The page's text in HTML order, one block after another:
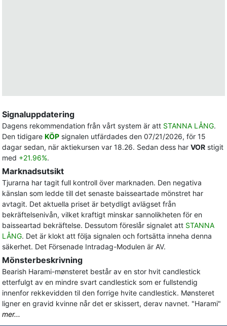
Signaluppdatering
Dagens rekommendation från vårt system är att STANNA LÅNG.
Den tidigare KÖP signalen utfärdades den 07/21/2026, för 15
dagar sedan, när aktiekursen var 18.26. Sedan dess har VOR stigit
med +21.96%.
Marknadsutsikt
Tjurarna har tagit full kontroll över marknaden. Den negativa
känslan som ledde till det senaste baisseartade mönstret har
avtagit. Det aktuella priset är betydligt avlägset från
bekräftelsenivån, vilket kraftigt minskar sannolikheten för en
baisseartad bekräftelse. Dessutom föreslår signalet att STANNA
LÅNG. Det är klokt att följa signalen och fortsätta inneha denna
säkerhet. Det Försenade Intradag-Modulen är AV.
Mönsterbeskrivning
Bearish Harami-mønsteret består av en stor hvit candlestick
etterfulgt av en mindre svart candlestick som er fullstendig
innenfor rekkevidden til den forrige hvite candlestick. Mønsteret
ligner en gravid kvinne når det er skissert, derav navnet. "Harami"
mer...